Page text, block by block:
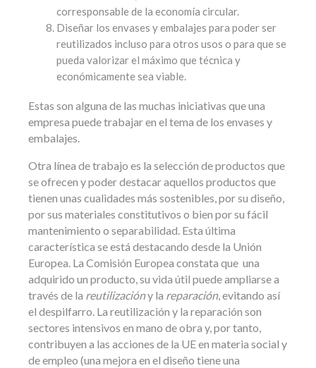
corresponsable de la economía circular.
Diseñar los envases y embalajes para poder ser
reutilizados incluso para otros usos o para que se
pueda valorizar el máximo que técnica y
económicamente sea viable.
Estas son alguna de las muchas iniciativas que una
empresa puede trabajar en el tema de los envases y
embalajes.
Otra línea de trabajo es la selección de productos que
se ofrecen y poder destacar aquellos productos que
tienen unas cualidades más sostenibles, por su diseño,
por sus materiales constitutivos o bien por su fácil
mantenimiento o separabilidad. Esta última
característica se está destacando desde la Unión
Europea. La Comisión Europea constata que una
adquirido un producto, su vida útil puede ampliarse a
través de la reutilizacióny la reparación, evitando así
el despilfarro. La reutilización y la reparación son
sectores intensivos en mano de obra y, por tanto,
contribuyen a las acciones de la UE en materia social y
de empleo (una mejora en el diseño tiene una